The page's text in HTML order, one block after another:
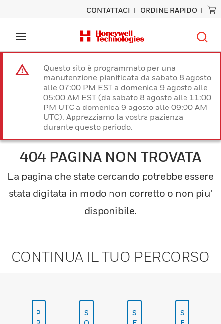
CONTATTACI ORDINE RAPIDO
Questo sito è programmato per una
manutenzione pianificata da sabato 8 agosto
alle 07:00 PM EST a domenica 9 agosto alle
05:00 AM EST (da sabato 8 agosto alle 11:00
PM UTC a domenica 9 agosto alle 09:00 AM
UTC). Apprezziamo la vostra pazienza
durante questo periodo.
404 PAGINA NON TROVATA
La pagina che state cercando potrebbe essere
stata digitata in modo non corretto o non piu'
disponibile.
CONTINUA IL TUO PERCORSO
P
R
S
O
S
E
S
E